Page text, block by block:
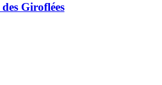
Giroflées